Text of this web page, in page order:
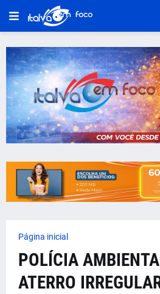
Página inicial
POLÍCIA
ATERRO